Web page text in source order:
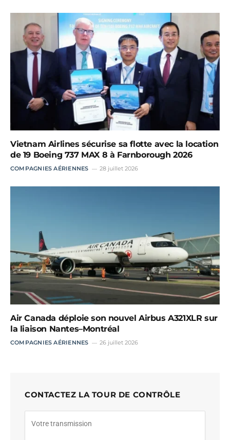
Vietnam Airlines sécurise sa flotte avec la location
de 19 Boeing 737 MAX 8 à Farnborough 2026
COMPAGNIES AÉRIENNES 28 juillet 2026
Air Canada déploie son nouvel Airbus A321XLR sur
la liaison Nantes–Montréal
COMPAGNIES AÉRIENNES 26 juillet 2026
CONTACTEZ LA TOUR DE CONTRÔLE